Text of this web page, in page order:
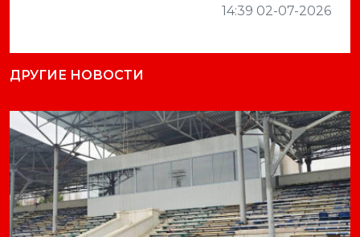
14:39 02-07-2026
ДРУГИЕ НОВОСТИ